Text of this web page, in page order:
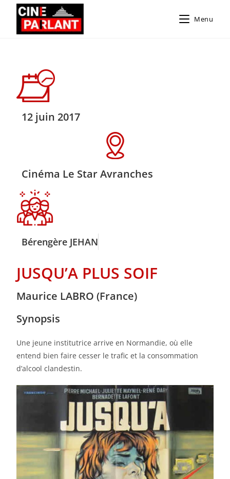
Menu
12 juin 2017
Cinéma Le Star Avranches
Bérengère JEHAN
JUSQU’A PLUS SOIF
Maurice LABRO (France)
Synopsis
Une jeune institutrice arrive en Normandie, où elle
entend bien faire cesser le trafic et la consommation
d’alcool clandestin.